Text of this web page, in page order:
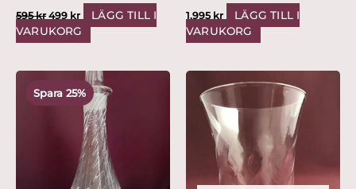
595kr 499 kr
LÄGG TILL I
VARUKORG
1,995 kr
LÄGG TILL I
VARUKORG
Spara 25%
ursprungliga
1,995 kr.
Det
nuvarande
priset
är:
1,499 kr.